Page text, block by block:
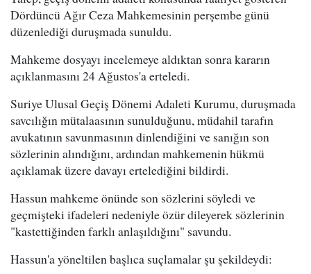
Dördüncü Ağır Ceza Mahkemesinin perşembe günü
düzenlediği duruşmada sunuldu.
Mahkeme dosyayı incelemeye aldıktan sonra kararın
açıklanmasını 24 Ağustos'a erteledi.
Suriye Ulusal Geçiş Dönemi Adaleti Kurumu, duruşmada
savcılığın mütalaasının sunulduğunu, müdahil tarafın
avukatının savunmasının dinlendiğini ve sanığın son
sözlerinin alındığını, ardından mahkemenin hükmü
açıklamak üzere davayı ertelediğini bildirdi.
Hassun mahkeme önünde son sözlerini söyledi ve
geçmişteki ifadeleri nedeniyle özür dileyerek sözlerinin
"kastettiğinden farklı anlaşıldığını" savundu.
Hassun'a yöneltilen başlıca suçlamalar şu şekildeydi: